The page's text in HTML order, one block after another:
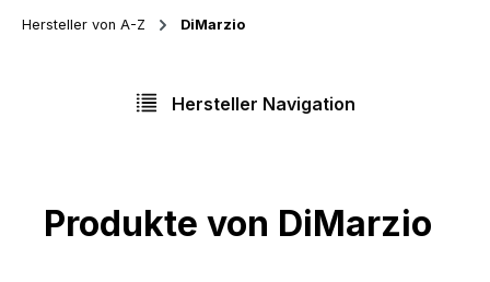
Hersteller von A-Z DiMarzio
Hersteller Navigation
Produkte von DiMarzio